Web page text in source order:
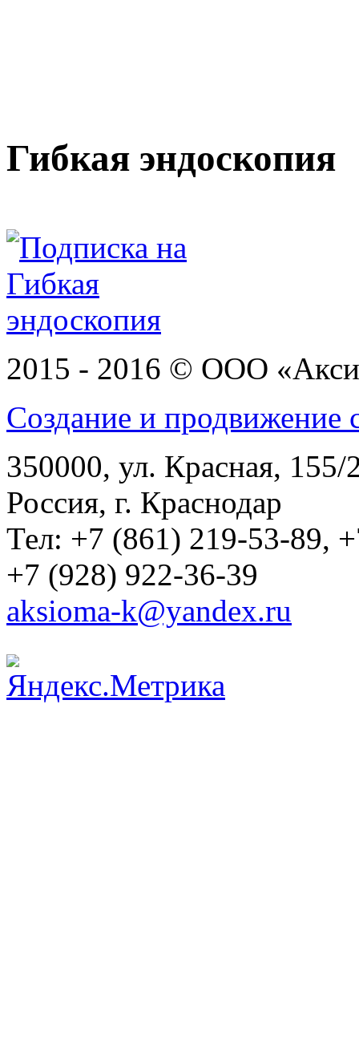
Гибкая эндоскопия
2015 - 2016 © ООО
Создание и продвижение
350000, ул. Красная,
Россия, г. Краснодар
Тел: +7 (861) 219-53-89,
+7 (928) 922-36-39
aksioma-k@yandex.ru